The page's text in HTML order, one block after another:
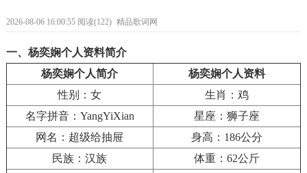
2026-08-06 16:00:55 阅读(122) 精品歌词网
一、杨奕娴个人资料简介
杨奕娴个人简介
杨奕娴个人资料
性别：女
生肖：鸡
名字拼音：YangYiXian
星座：狮子座
网名：超级给抽屉
身高：186公分
民族：汉族
体重：62公斤